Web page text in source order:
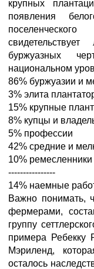
крупных
появления
буржуазных
национальном
86% буржуазии и
3% элита
15% крупные
8% купцы и
5% профессии
42% средние и
10% ремесленники
----------------
14% наемные
Важно понимать,
фермерами,
группу
примера Ребекку
Мэриленд,
осталось